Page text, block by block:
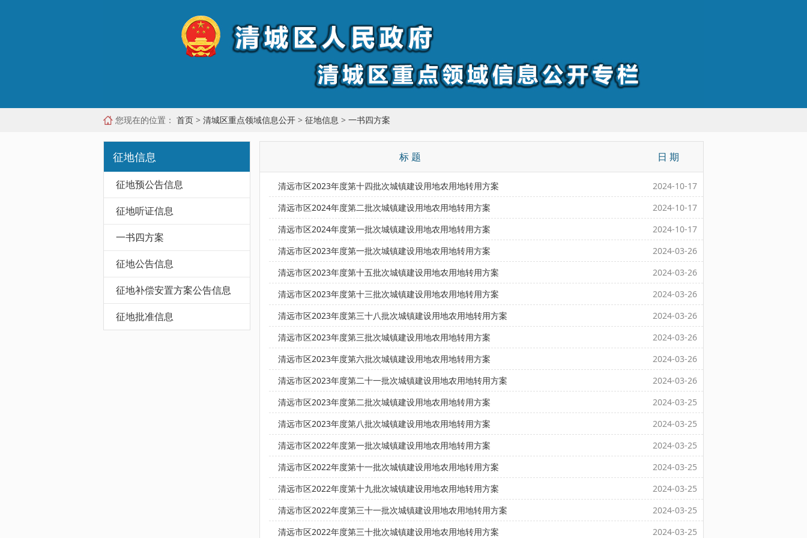
您现在的位置： 首页 > 清城区重点领域信息公开 > 征地信息 > 一书四方案
征地信息
征地预公告信息
征地听证信息
一书四方案
征地公告信息
征地补偿安置方案公告信息
征地批准信息
标 题 日 期
清远市区2023年度第十四批次城镇建设用地农用地转用方案
2024-10-17
清远市区2024年度第二批次城镇建设用地农用地转用方案
2024-10-17
清远市区2024年度第一批次城镇建设用地农用地转用方案
2024-10-17
清远市区2023年度第一批次城镇建设用地农用地转用方案
2024-03-26
清远市区2023年度第十五批次城镇建设用地农用地转用方案
2024-03-26
清远市区2023年度第十三批次城镇建设用地农用地转用方案
2024-03-26
清远市区2023年度第三十八批次城镇建设用地农用地转用方案
2024-03-26
清远市区2023年度第三批次城镇建设用地农用地转用方案
2024-03-26
清远市区2023年度第六批次城镇建设用地农用地转用方案
2024-03-26
清远市区2023年度第二十一批次城镇建设用地农用地转用方案
2024-03-26
清远市区2023年度第二批次城镇建设用地农用地转用方案
2024-03-25
清远市区2023年度第八批次城镇建设用地农用地转用方案
2024-03-25
清远市区2022年度第一批次城镇建设用地农用地转用方案
2024-03-25
清远市区2022年度第十一批次城镇建设用地农用地转用方案
2024-03-25
清远市区2022年度第十九批次城镇建设用地农用地转用方案
2024-03-25
清远市区2022年度第三十一批次城镇建设用地农用地转用方案
2024-03-25
清远市区2022年度第三十批次城镇建设用地农用地转用方案
2024-03-25